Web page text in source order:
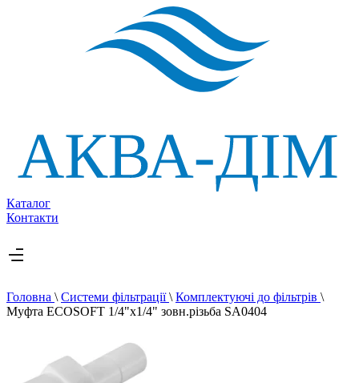
Каталог
Контакти
Головна \ Системи фільтрації\ Комплектуючі до фільтрів \
Муфта ECOSOFT 1/4"х1/4" зовн.різьба SA0404